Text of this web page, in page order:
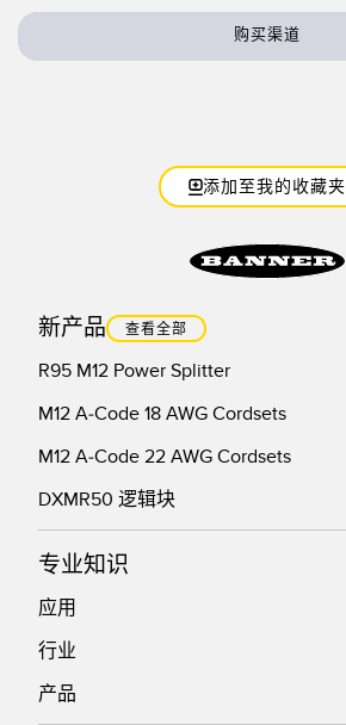
邦纳测量传感器软件
购买渠道
添加至我的收藏夹
新产品 查看全部
R95 M12 Power Splitter
M12 A-Code 18 AWG Cordsets
M12 A-Code 22 AWG Cordsets
DXMR50 逻辑块
专业知识
应用
行业
产品